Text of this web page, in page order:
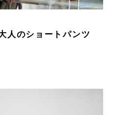
人のショートパンツ